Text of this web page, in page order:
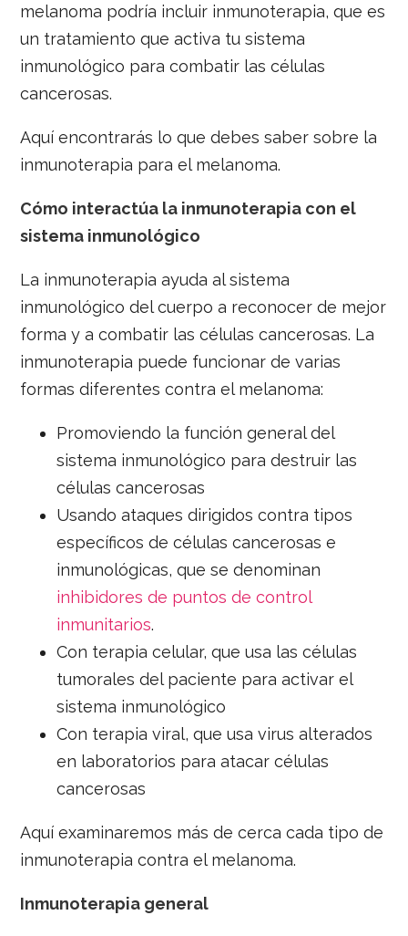
melanoma podría incluir inmunoterapia, que es
un tratamiento que activa tu sistema
inmunológico para combatir las células
cancerosas.
Aquí encontrarás lo que debes saber sobre la
inmunoterapia para el melanoma.
Cómo interactúa la inmunoterapia con el
sistema inmunológico
La inmunoterapia ayuda al sistema
inmunológico del cuerpo a reconocer de mejor
forma y a combatir las células cancerosas. La
inmunoterapia puede funcionar de varias
formas diferentes contra el melanoma:
Promoviendo la función general del
sistema inmunológico para destruir las
células cancerosas
Usando ataques dirigidos contra tipos
específicos de células cancerosas e
inmunológicas, que se denominan
inhibidores de puntos de control
inmunitarios.
Con terapia celular, que usa las células
tumorales del paciente para activar el
sistema inmunológico
Con terapia viral, que usa virus alterados
en laboratorios para atacar células
cancerosas
Aquí examinaremos más de cerca cada tipo de
inmunoterapia contra el melanoma.
Inmunoterapia general